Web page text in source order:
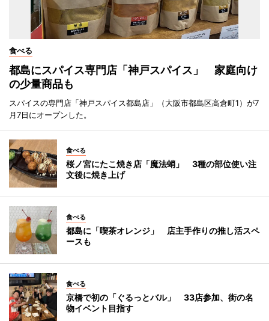
食べる
都島にスパイス専門店「神戸スパイス」 家庭向け
の少量商品も
スパイスの専門店「神戸スパイス都島店」（大阪市都島区高倉町1）が7
月7日にオープンした。
食べる
桜ノ宮にたこ焼き店「魔法蛸」 3種の部位使い注
文後に焼き上げ
食べる
都島に「喫茶オレンジ」 店主手作りの推し活スペ
ースも
食べる
京橋で初の「ぐるっとバル」 33店参加、街の名
物イベント目指す